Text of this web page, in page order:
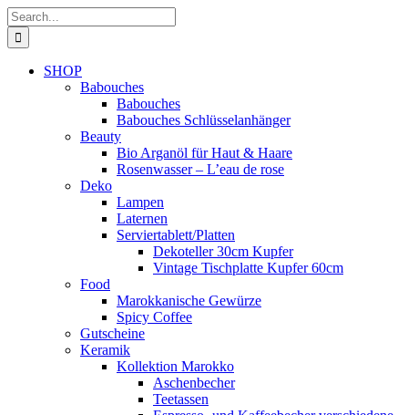
Skip
to
content
Search
for:
SHOP
Babouches
Babouches
Babouches Schlüsselanhänger
Beauty
Bio Arganöl für Haut & Haare
Rosenwasser – L’eau de rose
Deko
Lampen
Laternen
Serviertablett/Platten
Dekoteller 30cm Kupfer
Vintage Tischplatte Kupfer 60cm
Food
Marokkanische Gewürze
Spicy Coffee
Gutscheine
Keramik
Kollektion Marokko
Aschenbecher
Teetassen